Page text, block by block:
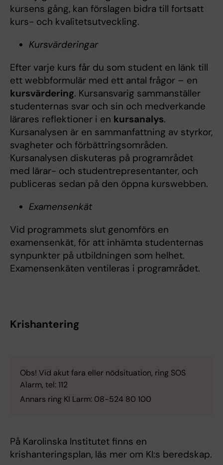
kursens gång, kan förslagen bidra till fortsatt
kurs- och kvalitetsutveckling.
Kursvärderingar
Efter varje kurs får du som student en länk till
ett webbformulär med ett antal frågor – en
kursvärdering. Kursansvarig sammanställer
studenternas svar och sin och medverkande
lärares reflektioner i en kursanalys.
Kursanalysen är en sammanfattning av styrkor,
svagheter och förbättringsområden.
Kursanalysen diskuteras på programrådet
med lärar- och studentrepresentanter, och
publiceras sedan på den öppna kurswebben.
Examensenkät
Vid programmets slut genomförs en
examensenkät, för att inhämta studenternas
synpunkter på utbildningen som helhet.
Examensenkäten ventileras i programrådet.
Krishantering
Obs! Vid akut fara eller nödsituation, ring SOS
Alarm, tel: 112
Annars ring KI Larm: 08-524 80 100
På Karolinska Institutet finns en
krishanteringsplan, läs mer om KI:s beredskap.